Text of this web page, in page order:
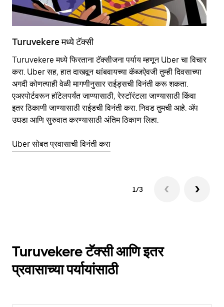
Turuvekere मध्ये टॅक्सी
Turuvekere मध्ये फिरताना टॅक्सीजना पर्याय म्हणून Uber चा विचार
करा. Uber सह, हात दाखवून थांबवायच्या कॅब्जऐवजी तुम्ही दिवसाच्या
अगदी कोणत्याही वेळी मागणीनुसार राईड्सची विनंती करू शकता.
एअरपोर्टवरून हॉटेलपर्यंत जाण्यासाठी, रेस्टॉरंटला जाण्यासाठी किंवा
इतर‍ ठिकाणी जाण्यासाठी राईडची विनंती करा. निवड तुमची आहे. ॲप
उघडा आणि सुरुवात करण्यासाठी अंतिम ठिकाण लिहा.
Uber सोबत प्रवासाची विनंती करा
1/3
Turuvekere टॅक्सी आणि इतर
प्रवासाच्या पर्यायांसाठी